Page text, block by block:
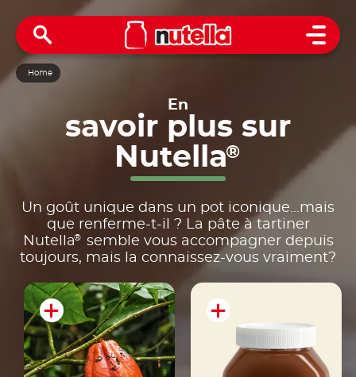
Open
Home
En
savoir plus sur
Nutella®
Un goût unique dans un pot iconique…mais
que renferme-t-il ? La pâte à tartiner
Nutella®
semble vous accompagner depuis
toujours, mais la connaissez-vous vraiment?